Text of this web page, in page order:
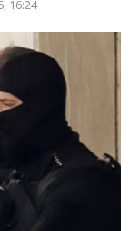
16:24